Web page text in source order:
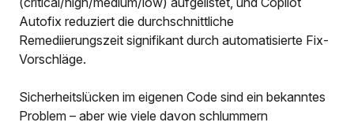
Autofix reduziert die durchschnittliche
Remediierungszeit signifikant durch automatisierte Fix-
Vorschläge.
Sicherheitslücken im eigenen Code sind ein bekanntes
Problem – aber wie viele davon schlummern